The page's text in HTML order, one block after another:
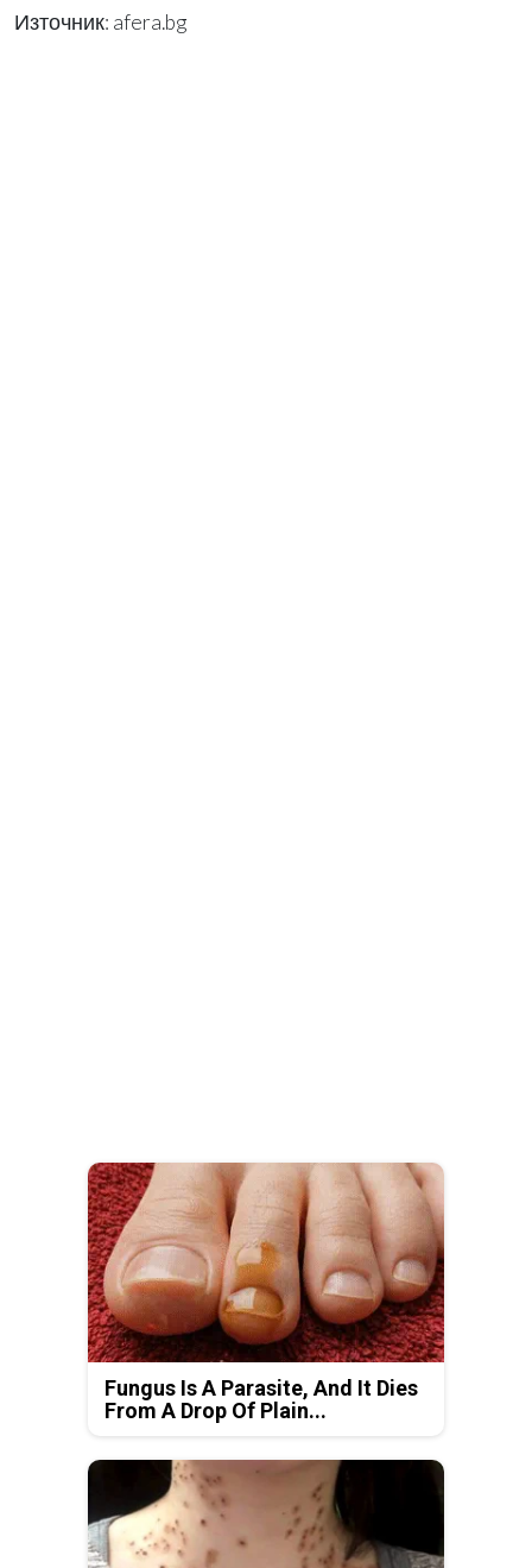
Източник: afera.bg
Fungus Is A Parasite, And It Dies
From A Drop Of Plain...